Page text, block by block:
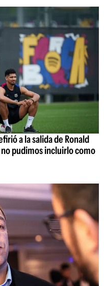
a la salida de Ronald
pudimos incluirlo como